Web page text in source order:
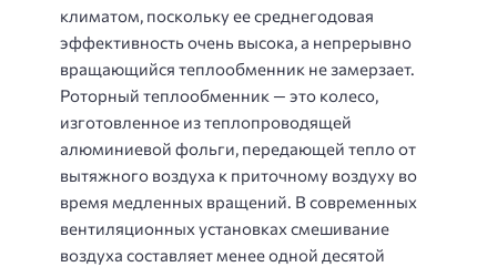
климатом, поскольку ее среднегодовая
эффективность очень высока, а непрерывно
вращающийся теплообменник не замерзает.
Роторный теплообменник — это колесо,
изготовленное из теплопроводящей
алюминиевой фольги, передающей тепло от
вытяжного воздуха к приточному воздуху во
время медленных вращений. В современных
вентиляционных установках смешивание
воздуха составляет менее одной десятой